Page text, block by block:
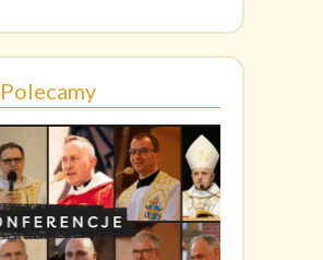
Polecamy